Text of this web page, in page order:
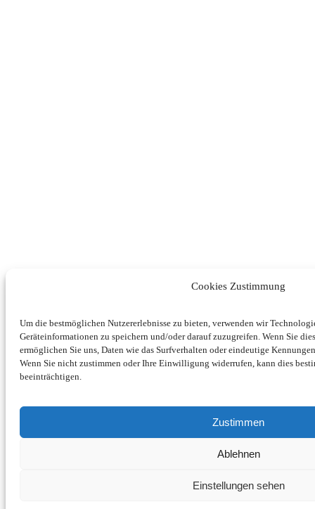
Cookies Zustimmung
Um die bestmöglichen Nutzererlebnisse zu bieten, verwenden wir
Geräteinformationen zu speichern und/oder darauf zuzugreifen. Wenn Sie
ermöglichen Sie uns, Daten wie das Surfverhalten oder eindeutige
Wenn Sie nicht zustimmen oder Ihre Einwilligung widerrufen, kann dies
beeinträchtigen.
Zustimmen
Ablehnen
Einstellungen sehen